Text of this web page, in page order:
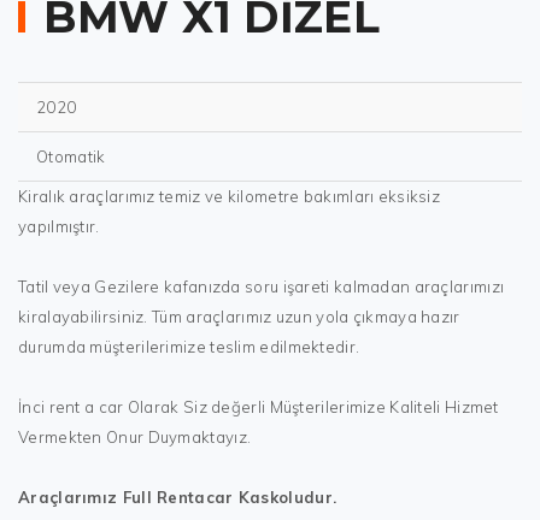
BMW X1 DİZEL
2020
Otomatik
Kiralık araçlarımız temiz ve kilometre bakımları eksiksiz
yapılmıştır.
Tatil veya Gezilere kafanızda soru işareti kalmadan araçlarımızı
kiralayabilirsiniz. Tüm araçlarımız uzun yola çıkmaya hazır
durumda müşterilerimize teslim edilmektedir.
İnci rent a car Olarak Siz değerli Müşterilerimize Kaliteli Hizmet
Vermekten Onur Duymaktayız.
Araçlarımız Full Rentacar Kaskoludur.